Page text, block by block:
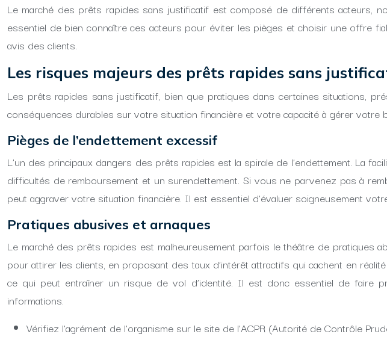
Le marché des prêts rapides sans justificatif est composé de différents acteurs,
essentiel de bien connaître ces acteurs pour éviter les pièges et choisir une offre
avis des clients.
Les risques majeurs des prêts rapides sans
Les prêts rapides sans justificatif, bien que pratiques dans certaines situations,
conséquences durables sur votre situation financière et votre capacité à gérer votre
Pièges de l’endettement excessif
L’un des principaux dangers des prêts rapides est la spirale de l’endettement. La
difficultés de remboursement et un surendettement. Si vous ne parvenez pas à
peut aggraver votre situation financière. Il est essentiel d’évaluer soigneusement
Pratiques abusives et arnaques
Le marché des prêts rapides est malheureusement parfois le théâtre de pratiques
pour attirer les clients, en proposant des taux d’intérêt attractifs qui cachent en
ce qui peut entraîner un risque de vol d’identité. Il est donc essentiel de faire
informations.
Vérifiez l’agrément de l’organisme sur le site de l’ACPR (Autorité de Contrôle